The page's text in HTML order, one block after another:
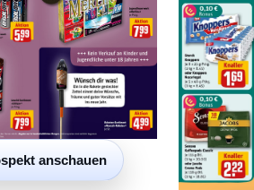
anschauen